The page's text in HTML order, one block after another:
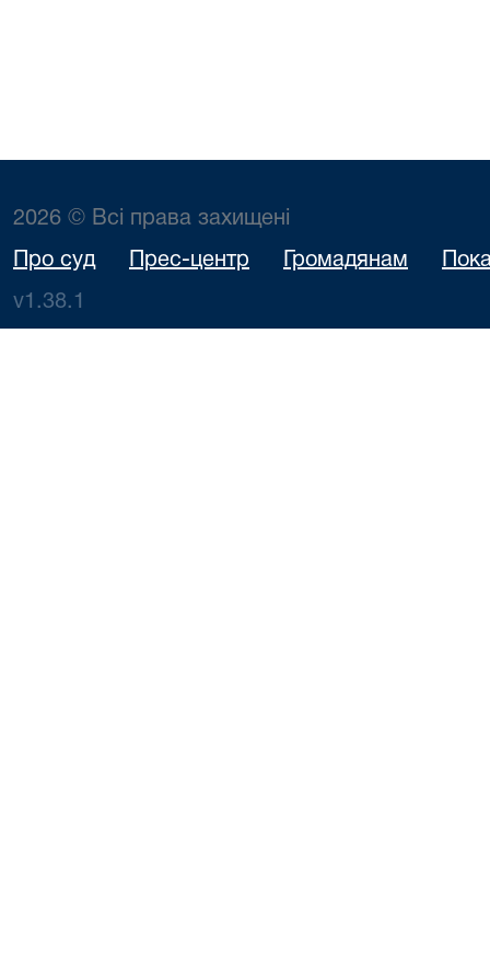
2026 © Всі права захищені
Про суд Прес-центр Громадянам
v1.38.1